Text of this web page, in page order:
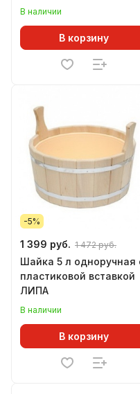
штучки
В наличии
В корзину
-5%
1 399 руб. 1 472 руб.
Шайка 5 л одноручная с
пластиковой вставкой
ЛИПА
В наличии
В корзину